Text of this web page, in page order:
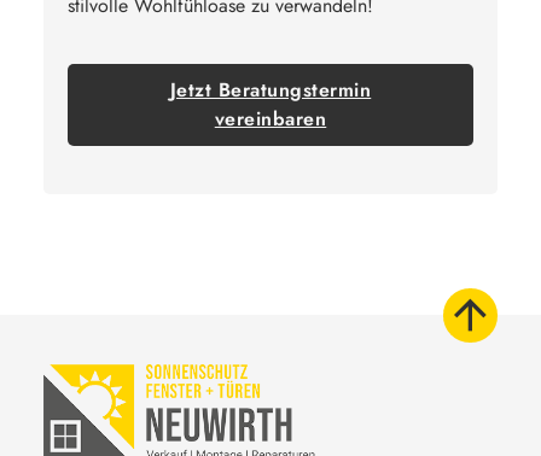
Jetzt Beratungstermin
vereinbaren